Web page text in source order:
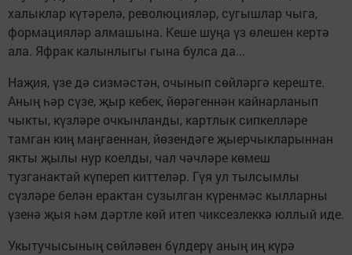
халыклар күтәрелә, революцияләр, сугышлар чыга,
формацияләр алмашына. Кеше шуңа үз өлешен кертә
ала. Яфрак калынлыгы гына булса да...
Наҗия, үзе дә сизмәстән, очынып сөйләргә кереште.
Аның һәр сүзе, җыр кебек, йөрәгеннән кайнарланып
чыкты, күзләре очкынланды, картлык сипкелләре
тамган киң маңгаеннан, йөзендәге җыерчыкларыннан
якты җылы нур коелды, чал чәчләре көмеш
тузганактай күпереп киттеләр. Гүя ул тылсымлы
сүзләре белән ерактан сузылган күренмәс кылларны
үзенә җыя һәм дәртле көй итеп чиксезлеккә юллый иде.
Укытучысының сөйләвен бүлдерү аның иң күрә